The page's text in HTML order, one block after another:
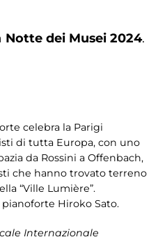
Notte dei Musei 2024.
celebra la Parigi
di tutta Europa, con uno
da Rossini a Offenbach,
che hanno trovato terreno
“Ville Lumière”.
Hiroko Sato.
Internazionale